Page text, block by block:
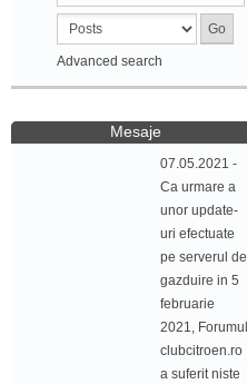
Advanced search
Mesaje
07.05.2021 -
Ca urmare a
unor update-
uri efectuate
pe serverul de
gazduire in 5
februarie
2021, Forumul
clubcitroen.ro
a suferit niste